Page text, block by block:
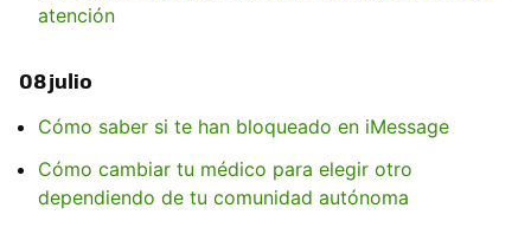
atención
08 julio
Cómo saber si te han bloqueado en iMessage
Cómo cambiar tu médico para elegir otro
dependiendo de tu comunidad autónoma